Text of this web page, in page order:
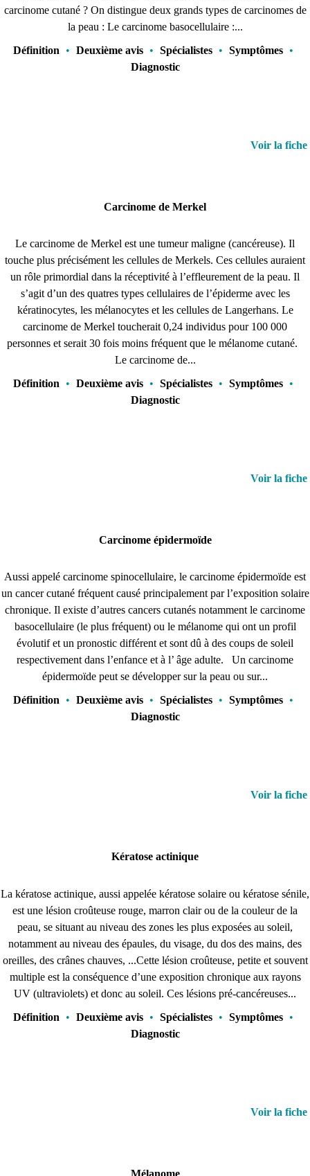
carcinome cutané ? On distingue deux grands types de carcinomes de
la peau : Le carcinome basocellulaire :...
Définition
• Deuxième avis • Spécialistes • Symptômes •
Diagnostic
Voir la fiche
Carcinome de Merkel
Le carcinome de Merkel est une tumeur maligne (cancéreuse). Il
touche plus précisément les cellules de Merkels. Ces cellules auraient
un rôle primordial dans la réceptivité à l’effleurement de la peau. Il
s’agit d’un des quatres types cellulaires de l’épiderme avec les
kératinocytes, les mélanocytes et les cellules de Langerhans. Le
carcinome de Merkel toucherait 0,24 individus pour 100 000
personnes et serait 30 fois moins fréquent que le mélanome cutané.
Le carcinome de...
Définition
• Deuxième avis • Spécialistes • Symptômes •
Diagnostic
Voir la fiche
Carcinome épidermoïde
Aussi appelé carcinome spinocellulaire, le carcinome épidermoïde est
un cancer cutané fréquent causé principalement par l’exposition solaire
chronique. Il existe d’autres cancers cutanés notamment le carcinome
basocellulaire (le plus fréquent) ou le mélanome qui ont un profil
évolutif et un pronostic différent et sont dû à des coups de soleil
respectivement dans l’enfance et à l’ âge adulte. Un carcinome
épidermoïde peut se développer sur la peau ou sur...
Définition
• Deuxième avis • Spécialistes • Symptômes •
Diagnostic
Voir la fiche
Kératose actinique
La kératose actinique, aussi appelée kératose solaire ou kératose sénile,
est une lésion croûteuse rouge, marron clair ou de la couleur de la
peau, se situant au niveau des zones les plus exposées au soleil,
notamment au niveau des épaules, du visage, du dos des mains, des
oreilles, des crânes chauves, ...Cette lésion croûteuse, petite et souvent
multiple est la conséquence d’une exposition chronique aux rayons
UV (ultraviolets) et donc au soleil. Ces lésions pré-cancéreuses...
Définition
• Deuxième avis • Spécialistes • Symptômes •
Diagnostic
Voir la fiche
Mélanome